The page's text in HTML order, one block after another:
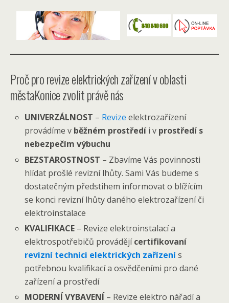
Proč pro revize elektrických zařízení v oblasti
městaKonice zvolit právě nás
UNIVERZÁLNOST – Revize elektrozařízení
provádíme v běžném prostředí i v prostředí s
nebezpečím výbuchu
BEZSTAROSTNOST – Zbavíme Vás povinnosti
hlídat prošlé revizní lhůty. Sami Vás budeme s
dostatečným předstihem informovat o blížícím
se konci revizní lhůty daného elektrozařízení či
elektroinstalace
KVALIFIKACE – Revize elektroinstalací a
elektrospotřebičů provádějícertifikovaní
revizní technici elektrických zařízenís
potřebnou kvalifikací a osvědčeními pro dané
zařízení a prostředí
MODERNÍ VYBAVENÍ – Revize elektro nářadí a